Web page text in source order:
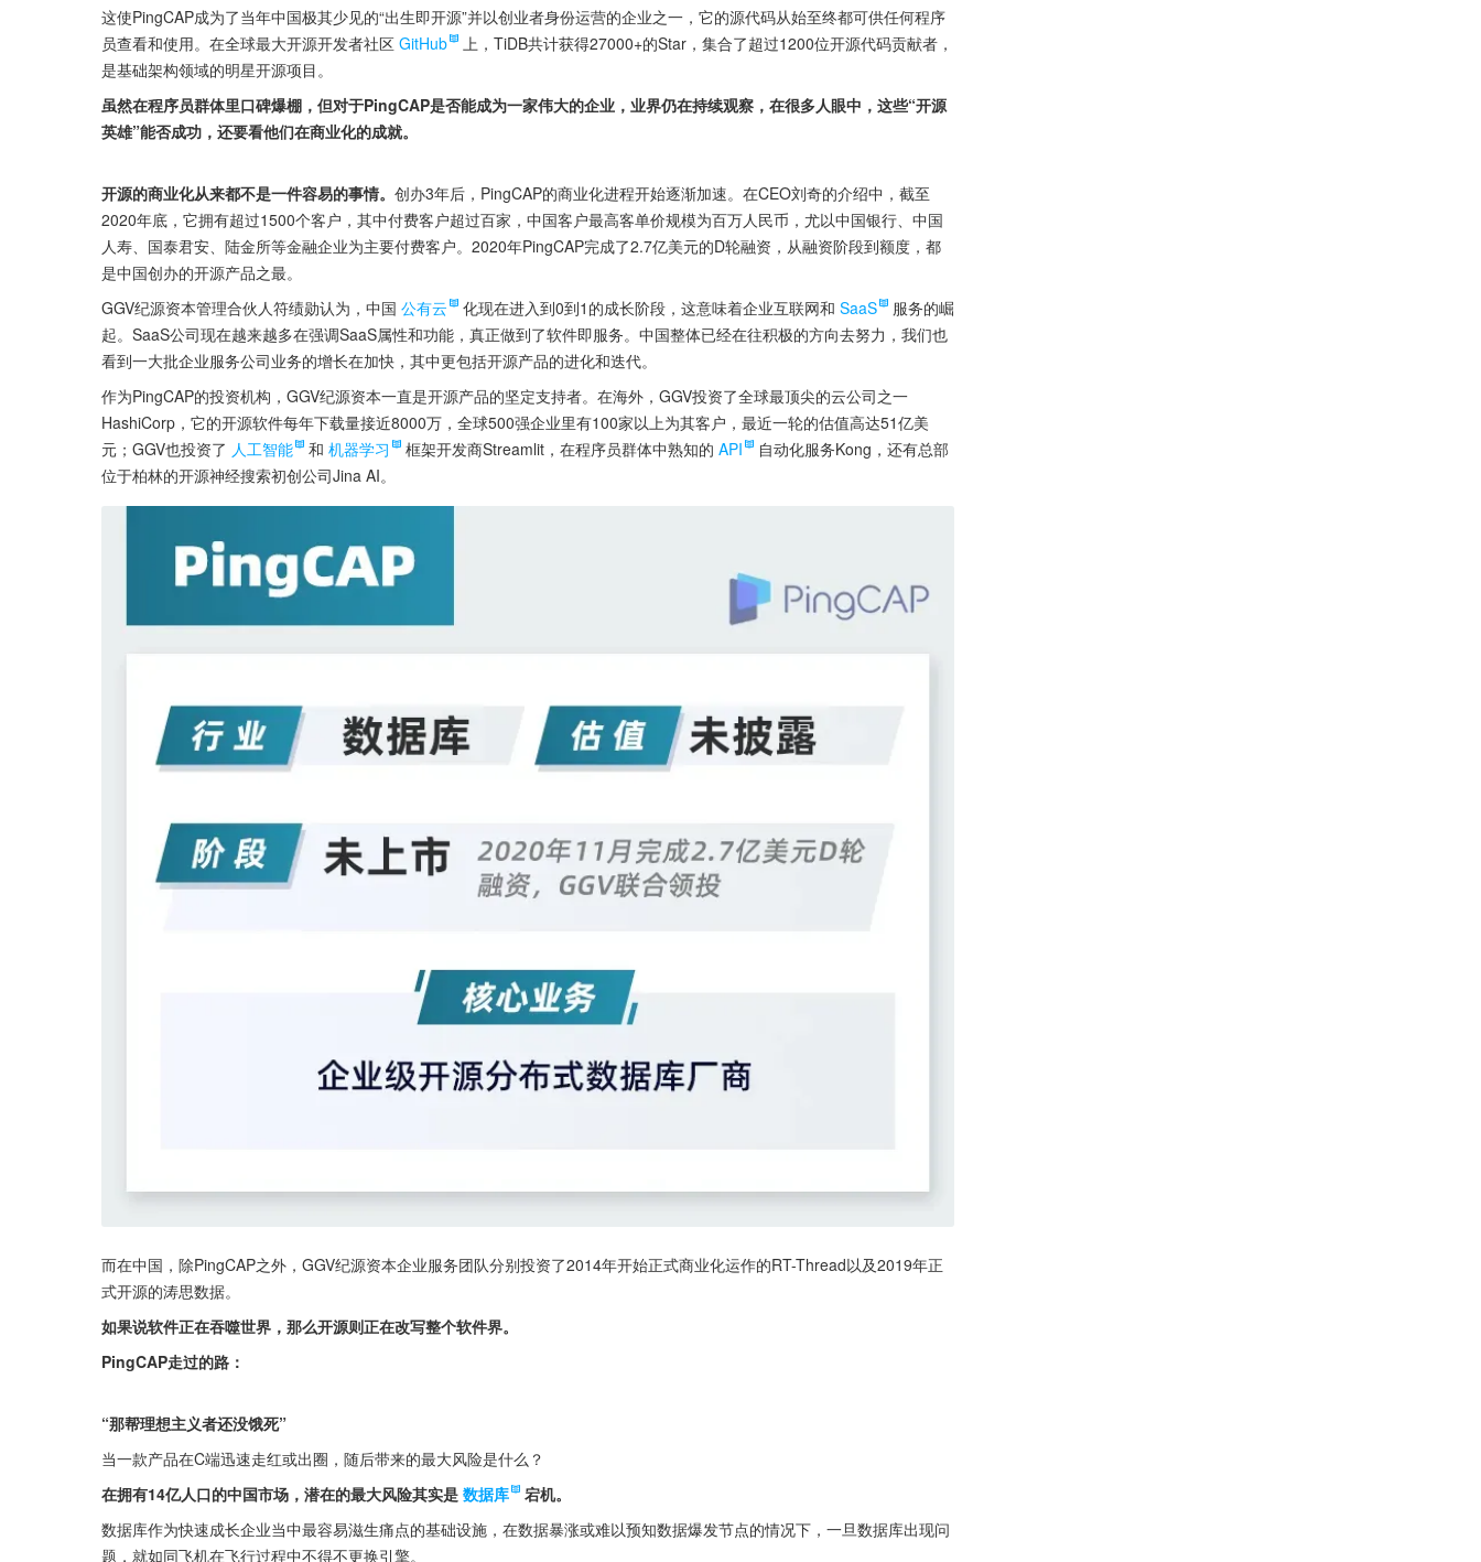
这使PingCAP成为了当年中国极其少见的“出生即开源”并以创业者身份运营的企业之一，它的源代码从始至终都可供任何程序
员查看和使用。在全球最大开源开发者社区 GitHub
上，TiDB共计获得27000+的Star，集合了超过1200位开源代码贡献者，
是基础架构领域的明星开源项目。
虽然在程序员群体里口碑爆棚，但对于PingCAP是否能成为一家伟大的企业，业界仍在持续观察，在很多人眼中，这些“开源
英雄”能否成功，还要看他们在商业化的成就。
开源的商业化从来都不是一件容易的事情。 创办3年后，PingCAP的商业化进程开始逐渐加速。在CEO刘奇的介绍中，截至
2020年底，它拥有超过1500个客户，其中付费客户超过百家，中国客户最高客单价规模为百万人民币，尤以中国银行、中国
人寿、国泰君安、陆金所等金融企业为主要付费客户。2020年PingCAP完成了2.7亿美元的D轮融资，从融资阶段到额度，都
是中国创办的开源产品之最。
GGV纪源资本管理合伙人符绩勋认为，中国 公有云 化现在进入到0到1的成长阶段，这意味着企业互联网和 SaaS
服务的崛
起。SaaS公司现在越来越多在强调SaaS属性和功能，真正做到了软件即服务。中国整体已经在往积极的方向去努力，我们也
看到一大批企业服务公司业务的增长在加快，其中更包括开源产品的进化和迭代。
作为PingCAP的投资机构，GGV纪源资本一直是开源产品的坚定支持者。在海外，GGV投资了全球最顶尖的云公司之一
HashiCorp，它的开源软件每年下载量接近8000万，全球500强企业里有100家以上为其客户，最近一轮的估值高达51亿美
元；GGV也投资了 人工智能 和 机器学习 框架开发商Streamlit，在程序员群体中熟知的 API
自动化服务Kong，还有总部
位于柏林的开源神经搜索初创公司Jina AI。
而在中国，除PingCAP之外，GGV纪源资本企业服务团队分别投资了2014年开始正式商业化运作的RT-Thread以及2019年正
式开源的涛思数据。
如果说软件正在吞噬世界，那么开源则正在改写整个软件界。
PingCAP走过的路：
“那帮理想主义者还没饿死”
当一款产品在C端迅速走红或出圈，随后带来的最大风险是什么？
在拥有14亿人口的中国市场，潜在的最大风险其实是 数据库
宕机。
数据库作为快速成长企业当中最容易滋生痛点的基础设施，在数据暴涨或难以预知数据爆发节点的情况下，一旦数据库出现问
题，就如同飞机在飞行过程中不得不更换引擎。